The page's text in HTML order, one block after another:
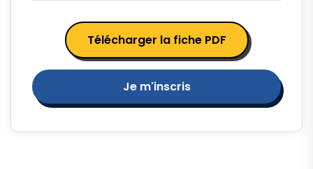
Télécharger la fiche PDF
Je m'inscris